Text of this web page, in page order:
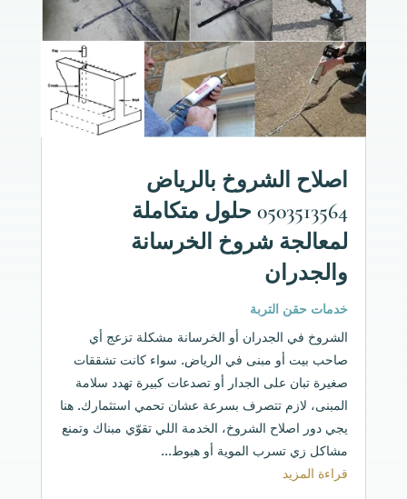
اصلاح الشروخ بالرياض
0503513564 حلول متكاملة
لمعالجة شروخ الخرسانة
والجدران
خدمات حقن التربة
الشروخ في الجدران أو الخرسانة مشكلة تزعج أي
صاحب بيت أو مبنى في الرياض. سواء كانت تشققات
صغيرة تبان على الجدار أو تصدعات كبيرة تهدد سلامة
المبنى، لازم تتصرف بسرعة عشان تحمي استثمارك. هنا
يجي دور اصلاح الشروخ، الخدمة اللي تقوّي مبناك وتمنع
مشاكل زي تسرب الموية أو هبوط...
قراءة المزيد